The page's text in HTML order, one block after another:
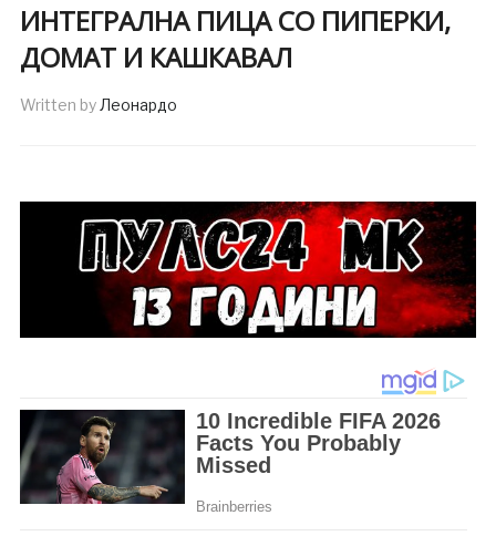
ИНТЕГРАЛНА ПИЦА СО ПИПЕРКИ,
ДОМАТ И КАШКАВАЛ
Written byЛеонардо